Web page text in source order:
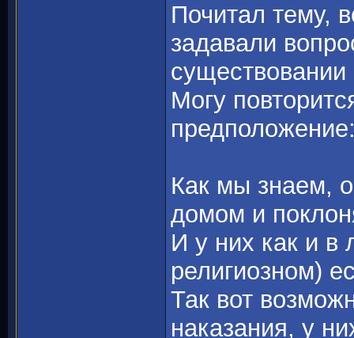
Почитал тему,
задавали
Могу
Как мы знаем,
домом и
И у них как и
религиозном)
Так вот
наказания, у